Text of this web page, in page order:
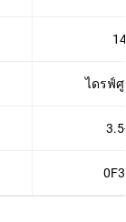
ไดรฟ์